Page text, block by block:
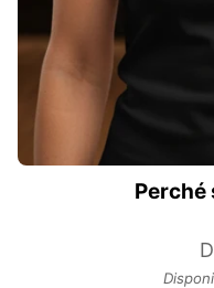
Perché